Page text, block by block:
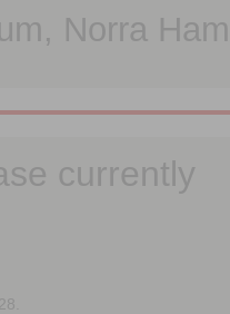
Norra
currently